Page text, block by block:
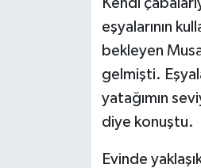
eşyalarının
bekleyen
gelmişti.
yatağımın
diye konuştu.
Evinde